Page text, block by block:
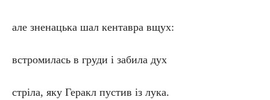
але зненацька шал кентавра вщух:
встромилась в груди і забила дух
стріла, яку Геракл пустив із лука.